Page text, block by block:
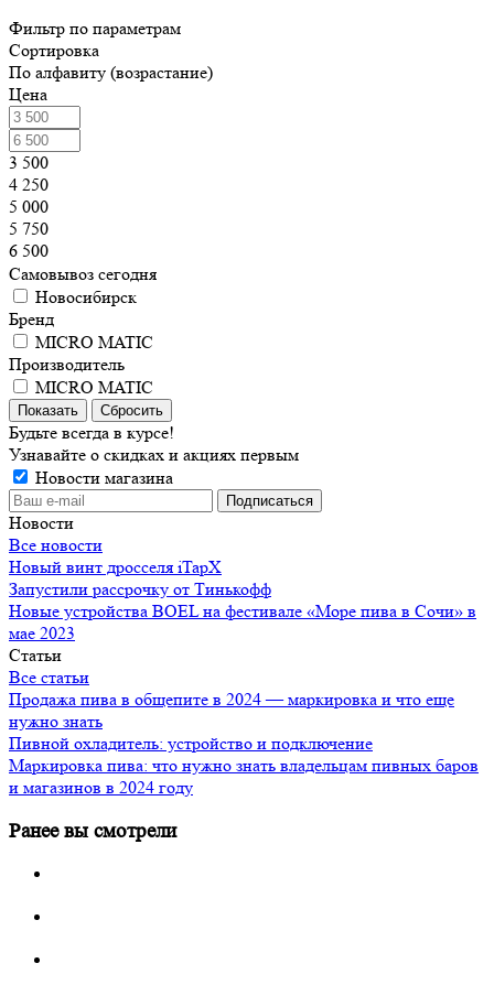
Фильтр по параметрам
Сортировка
По алфавиту (возрастание)
Цена
3 500
4 250
5 000
5 750
6 500
Самовывоз сегодня
Новосибирск
Бренд
MICRO MATIC
Производитель
MICRO MATIC
Сбросить
Будьте всегда в курсе!
Узнавайте о скидках и акциях первым
Новости магазина
Новости
Все новости
Новый винт дросселя iTapX
Запустили рассрочку от Тинькофф
Новые устройства BOEL на фестивале «Море пива в Сочи» в
мае 2023
Статьи
Все статьи
Продажа пива в общепите в 2024 — маркировка и что еще
нужно знать
Пивной охладитель: устройство и подключение
Маркировка пива: что нужно знать владельцам пивных баров
и магазинов в 2024 году
Ранее вы смотрели